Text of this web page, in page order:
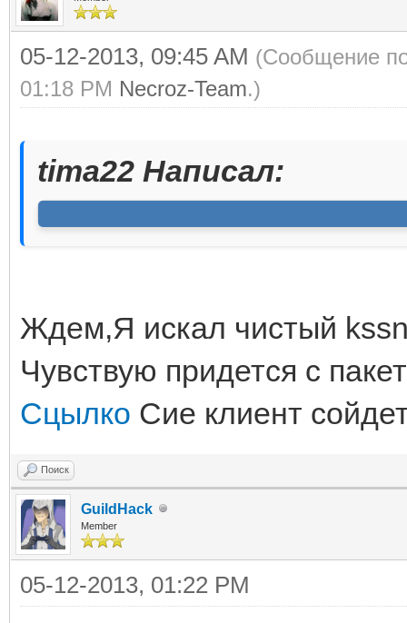
05-12-2013, 09:45 AM (Сообщение
01:18 PM Necroz-Team.)
tima22 Написал:
Ждем,Я искал чистый
Чувствую придется с
Сцылко Сие клиент
Поиск
GuildHack
Member
05-12-2013, 01:22 PM